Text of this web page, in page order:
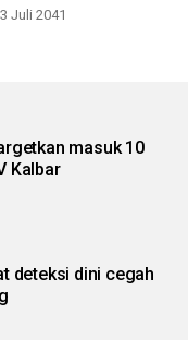
Juli 2041
masuk 10
Kalbar
deteksi dini cegah